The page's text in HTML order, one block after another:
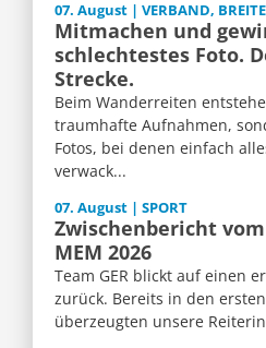
07. August | VERBAND,
Mitmachen und
schlechtestes Foto.
Strecke.
Beim Wanderreiten
traumhafte Aufnahmen,
Fotos, bei denen einfach
verwack...
07. August | SPORT
Zwischenbericht
MEM 2026
Team GER blickt auf einen
zurück. Bereits in den
überzeugten unsere